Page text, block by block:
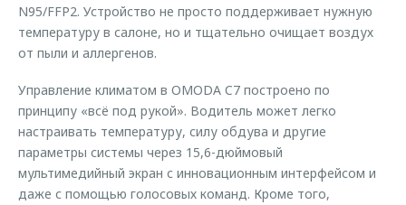
N95/FFP2. Устройство не просто поддерживает нужную
температуру в салоне, но и тщательно очищает воздух
от пыли и аллергенов.
Управление климатом в OMODA C7 построено по
принципу «всё под рукой». Водитель может легко
настраивать температуру, силу обдува и другие
параметры системы через 15,6-дюймовый
мультимедийный экран с инновационным интерфейсом и
даже с помощью голосовых команд. Кроме того,